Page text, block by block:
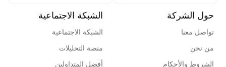
حول الشركة
تواصل معنا
من نحن
الشروط والأحكام
الشبكة الاجتماعية
الشبكة الاجتماعية
منصة التحليلات
أفضل المتداولين